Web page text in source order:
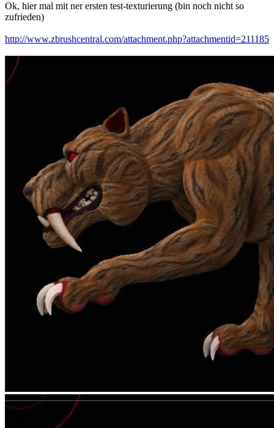
Ok, hier mal mit ner ersten test-texturierung (bin noch nicht so
zufrieden)
http://www.zbrushcentral.com/attachment.php?attachmentid=211185